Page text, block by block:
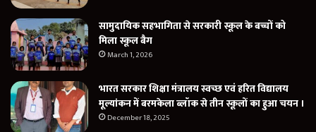
सामुदायिक सहभागिता से सरकारी स्कूल के बच्चों को
मिला स्कूल बैग
March 1, 2026
भारत सरकार शिक्षा मंत्रालय स्वच्छ एवं हरित विद्यालय
मूल्यांकन में बरमकेला ब्लॉक से तीन स्कूलों का हुआ चयन ।
December 18, 2025